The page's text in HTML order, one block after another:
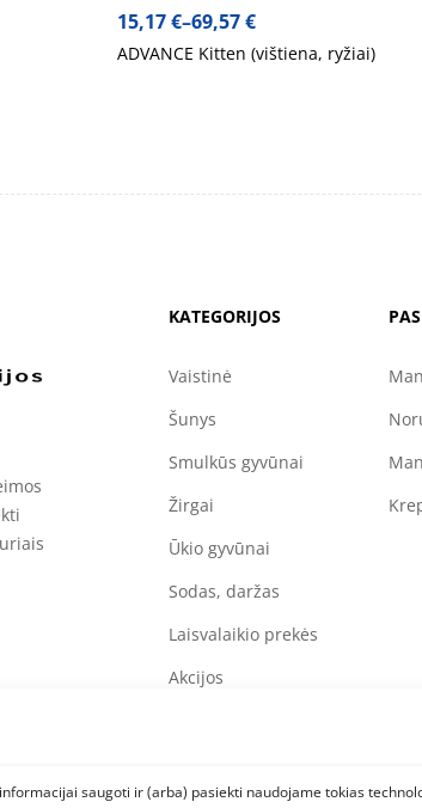
saugoti ir (arba) pasiekti naudojame tokias
15,17€–69,57€
ADVANCE Kitten (vištiena, ryžiai)
KATEGORIJOS
Vaistinė
Šunys
Smulkūs gyvūnai
Žirgai
Ūkio gyvūnai
Sodas, daržas
Laisvalaikio prekės
Akcijos